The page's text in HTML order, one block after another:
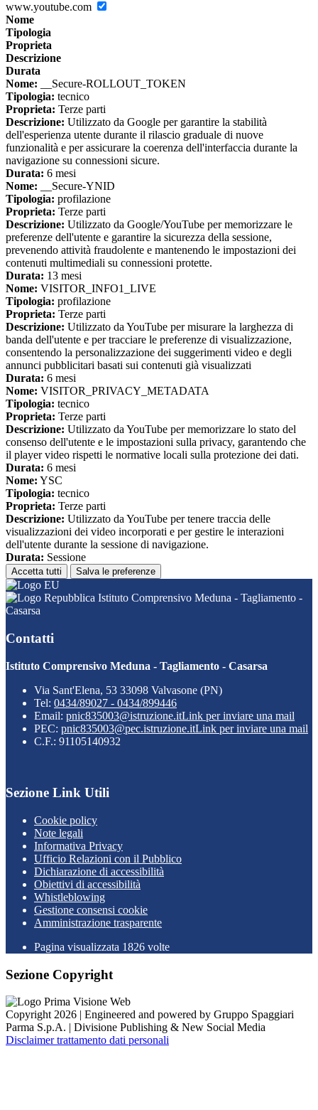
www.youtube.com
Nome
Tipologia
Proprieta
Descrizione
Durata
Nome: __Secure-ROLLOUT_TOKEN
Tipologia: tecnico
Proprieta: Terze parti
Descrizione: Utilizzato da Google per garantire la stabilità
dell'esperienza utente durante il rilascio graduale di nuove
funzionalità e per assicurare la coerenza dell'interfaccia durante la
navigazione su connessioni sicure.
Durata: 6 mesi
Nome: __Secure-YNID
Tipologia: profilazione
Proprieta: Terze parti
Descrizione: Utilizzato da Google/YouTube per memorizzare le
preferenze dell'utente e garantire la sicurezza della sessione,
prevenendo attività fraudolente e mantenendo le impostazioni dei
contenuti multimediali su connessioni protette.
Durata: 13 mesi
Nome: VISITOR_INFO1_LIVE
Tipologia: profilazione
Proprieta: Terze parti
Descrizione: Utilizzato da YouTube per misurare la larghezza di
banda dell'utente e per tracciare le preferenze di visualizzazione,
consentendo la personalizzazione dei suggerimenti video e degli
annunci pubblicitari basati sui contenuti già visualizzati
Durata: 6 mesi
Nome: VISITOR_PRIVACY_METADATA
Tipologia: tecnico
Proprieta: Terze parti
Descrizione: Utilizzato da YouTube per memorizzare lo stato del
consenso dell'utente e le impostazioni sulla privacy, garantendo che
il player video rispetti le normative locali sulla protezione dei dati.
Durata: 6 mesi
Nome: YSC
Tipologia: tecnico
Proprieta: Terze parti
Descrizione: Utilizzato da YouTube per tenere traccia delle
visualizzazioni dei video incorporati e per gestire le interazioni
dell'utente durante la sessione di navigazione.
Durata: Sessione
Accetta tutti Salva le preferenze
Istituto Comprensivo Meduna - Tagliamento -
Casarsa
Contatti
Istituto Comprensivo Meduna - Tagliamento - Casarsa
Via Sant'Elena, 53 33098 Valvasone (PN)
Tel: 0434/89027 - 0434/899446
Email: pnic835003@istruzione.itLink per inviare una mail
PEC: pnic835003@pec.istruzione.itLink per inviare una mail
C.F.: 91105140932
Sezione Link Utili
Cookie policy
Note legali
Informativa Privacy
Ufficio Relazioni con il Pubblico
Dichiarazione di accessibilità
Obiettivi di accessibilità
Whistleblowing
Gestione consensi cookie
Amministrazione trasparente
Pagina visualizzata 1826 volte
Sezione Copyright
Copyright 2026 | Engineered and powered by Gruppo Spaggiari
Parma S.p.A. | Divisione Publishing & New Social Media
Disclaimer trattamento dati personali